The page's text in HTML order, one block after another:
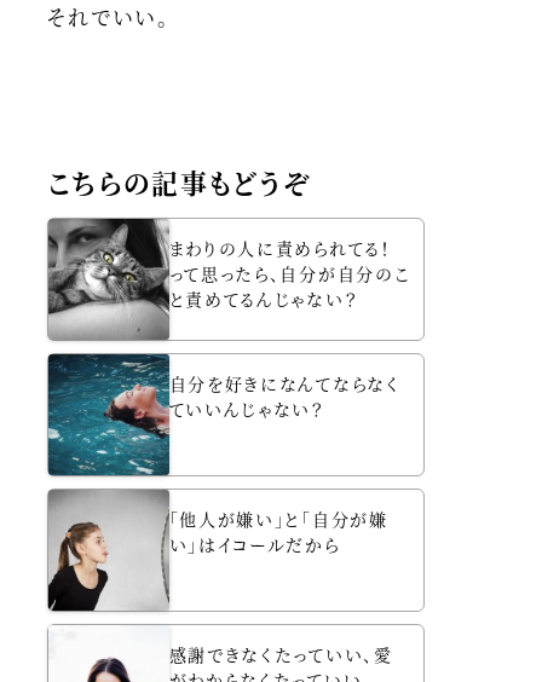
それでいい。
こちらの記事もどうぞ
まわりの人に責められてる！
って思ったら、自分が自分のこ
と責めてるんじゃない？
自分を好きになんてならなく
ていいんじゃない？
「他人が嫌い」と「自分が嫌
い」はイコールだから
感謝できなくたっていい、愛